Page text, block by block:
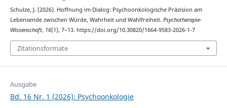
Schulze, J. (2026). Hoffnung im Dialog: Psychoonkologische Präzision am
Lebensende zwischen Würde, Wahrheit und Wahlfreiheit. Psychotherapie-
Wissenschaft, 16(1), 7–13. https://doi.org/10.30820/1664-9583-2026-1-7
Zitationsformate
Ausgabe
Bd. 16 Nr. 1 (2026): Psychoonkologie